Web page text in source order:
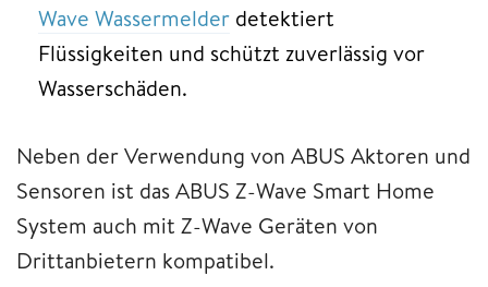
Wave Wassermelder detektiert
Flüssigkeiten und schützt zuverlässig vor
Wasserschäden.
Neben der Verwendung von ABUS Aktoren und
Sensoren ist das ABUS Z-Wave Smart Home
System auch mit Z-Wave Geräten von
Drittanbietern kompatibel.